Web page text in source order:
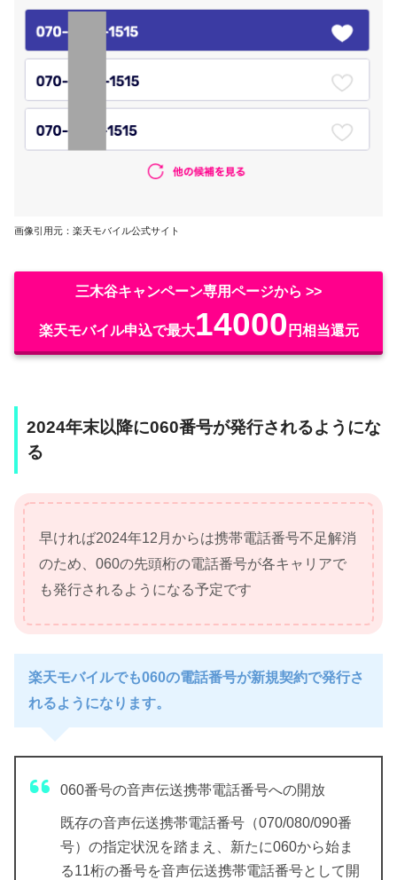
画像引用元：楽天モバイル公式サイト
三木谷キャンペーン専用ページから >>
楽天モバイル申込で最大14000 円相当還元
2024年末以降に060番号が発行されるようにな
る
早ければ2024年12月からは携帯電話番号不足解消
のため、060の先頭桁の電話番号が各キャリアで
も発行されるようになる予定です
楽天モバイルでも060の電話番号が新規契約で発行さ
れるようになります。
060番号の音声伝送携帯電話番号への開放
既存の音声伝送携帯電話番号（070/080/090番
号）の指定状況を踏まえ、新たに060から始ま
る11桁の番号を音声伝送携帯電話番号として開